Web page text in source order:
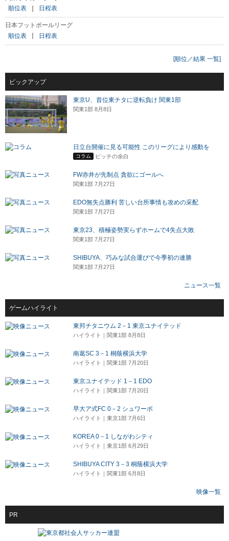
順位表
日程表
日本フットボールリーグ
順位表
日程表
[順位／結果 一覧]
ピックアップ
東京U、首位東チタに逆転負け 関東1部
関東1部 8月8日
日立台開催に見る可能性 このリーグにより感動を
コラム ピッチの余白
FW赤井が先制点 貪欲にゴールへ
関東1部 7月27日
EDO無失点勝利 苦しい台所事情も攻めの采配
関東1部 7月27日
東京23、積極姿勢実らずホームで4失点大敗
関東1部 7月27日
SHIBUYA、巧みな試合運びで今季初の連勝
関東1部 7月27日
ニュース一覧
ゲームハイライト
東邦チタニウム 2－1 東京ユナイテッド
ハイライト｜関東1部 8月8日
南葛SC 3－1 桐蔭横浜大学
ハイライト｜関東1部 7月20日
東京ユナイテッド 1－1 EDO
ハイライト｜関東1部 7月20日
早大ア式FC 0－2 シュワーボ
ハイライト｜東京1部 7月6日
KOREA 0－1 しながわシティ
ハイライト｜東京1部 6月29日
SHIBUYA CITY 3－3 桐蔭横浜大学
ハイライト｜関東1部 6月8日
映像一覧
PR